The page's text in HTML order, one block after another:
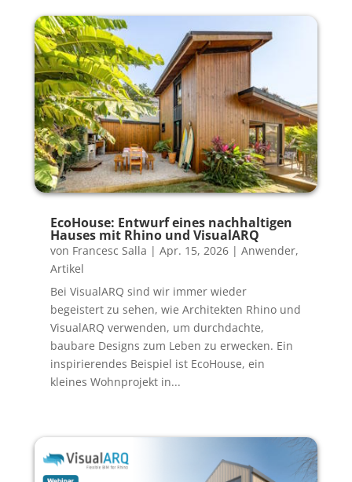
EcoHouse: Entwurf eines nachhaltigen
Hauses mit Rhino und VisualARQ
von Francesc Salla | Apr. 15, 2026| Anwender,
Artikel
Bei VisualARQ sind wir immer wieder
begeistert zu sehen, wie Architekten Rhino und
VisualARQ verwenden, um durchdachte,
baubare Designs zum Leben zu erwecken. Ein
inspirierendes Beispiel ist EcoHouse, ein
kleines Wohnprojekt in...